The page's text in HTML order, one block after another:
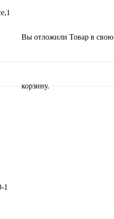
Вы отложили Товарв свою
корзину.
1